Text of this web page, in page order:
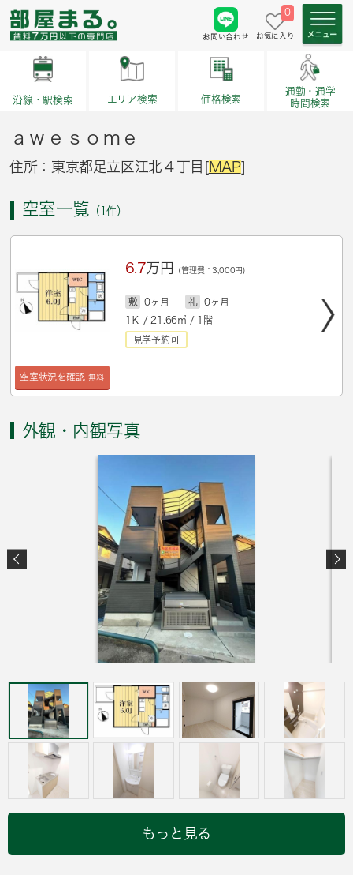
お問い合わせ
0
お気に入り
沿線・駅検索 エリア検索 価格検索
通勤・通学
時間検索
ａｗｅｓｏｍｅ
住所：東京都足立区江北４丁目[MAP]
空室一覧 （1件）
空室状況を確認 無料
6.7万円 (管理費：3,000円)
敷 0ヶ月 礼
0ヶ月
1Ｋ / 21.66㎡ / 1階
見学予約可
外観・内観写真
もっと見る